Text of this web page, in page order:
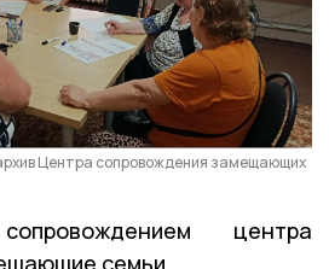
Центра сопровождения замещающих
центра
семьи.